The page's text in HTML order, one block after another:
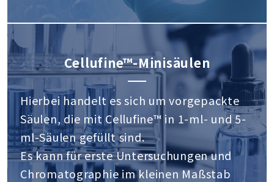
Cellufine™-Minisäulen
Hierbei handelt es sich um vorgepackte
Säulen, die mit Cellufine™ in 1-ml- und 5-
ml-Säulen gefüllt sind.
Es kann für erste Untersuchungen und
Chromatographie im kleinen Maßstab